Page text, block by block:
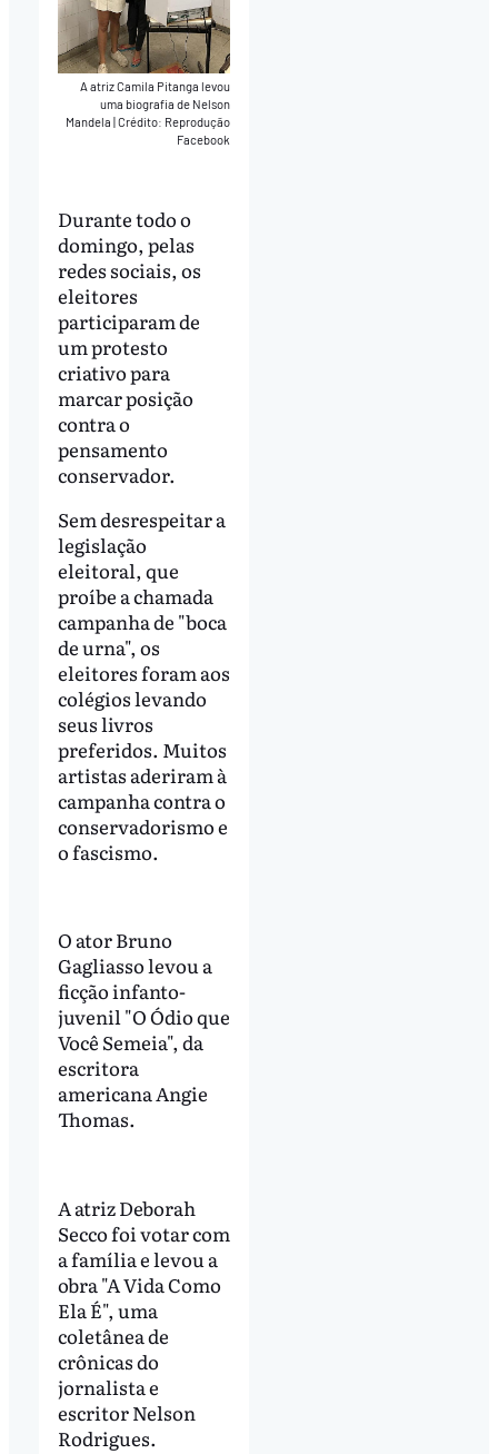
A atriz Camila Pitanga levou
uma biografia de Nelson
Mandela Crédito: Reprodução
Facebook
Durante todo o
domingo, pelas
redes sociais, os
eleitores
participaram de
um protesto
criativo para
marcar posição
contra o
pensamento
conservador.
Sem desrespeitar a
legislação
eleitoral, que
proíbe a chamada
campanha de "boca
de urna", os
eleitores foram aos
colégios levando
seus livros
preferidos. Muitos
artistas aderiram à
campanha contra o
conservadorismo e
o fascismo.
O ator Bruno
Gagliasso levou a
ficção infanto-
juvenil "O Ódio que
Você Semeia", da
escritora
americana Angie
Thomas.
A atriz Deborah
Secco foi votar com
a família e levou a
obra "A Vida Como
Ela É", uma
coletânea de
crônicas do
jornalista e
escritor Nelson
Rodrigues.